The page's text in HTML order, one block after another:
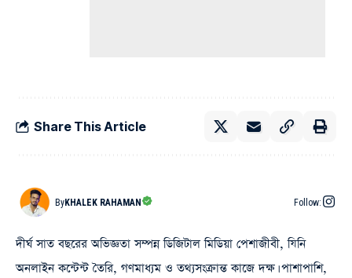
Share This Article
ByKHALEK RAHAMAN Follow:
দীর্ঘ সাত বছরের অভিজ্ঞতা সম্পন্ন ডিজিটাল মিডিয়া পেশাজীবী, যিনি
অনলাইন কন্টেন্ট তৈরি, গণমাধ্যম ও তথ্যসংক্রান্ত কাজে দক্ষ। পাশাপাশি,